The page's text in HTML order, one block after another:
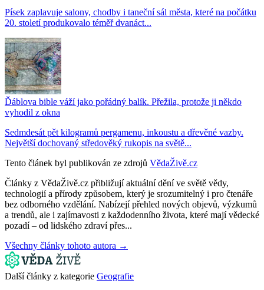
Písek zaplavuje salony, chodby i taneční sál města, které na počátku
20. století produkovalo téměř dvanáct...
Ďáblova bible váží jako pořádný balík. Přežila, protože ji někdo
vyhodil z okna
Sedmdesát pět kilogramů pergamenu, inkoustu a dřevěné vazby.
Největší dochovaný středověký rukopis na světě...
Tento článek byl publikován ze zdrojů VědaŽivě.cz
Články z VědaŽivě.cz přibližují aktuální dění ve světě vědy,
technologií a přírody způsobem, který je srozumitelný i pro čtenáře
bez odborného vzdělání. Nabízejí přehled nových objevů, výzkumů
a trendů, ale i zajímavosti z každodenního života, které mají vědecké
pozadí – od lidského zdraví přes...
Všechny články tohoto autora →
Další články z kategorie Geografie